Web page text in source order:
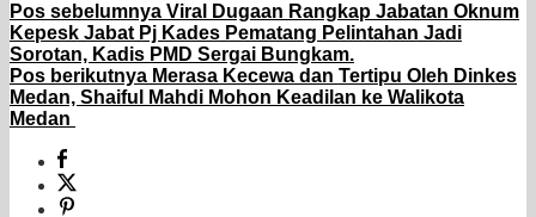
Pos sebelumnya Viral Dugaan Rangkap Jabatan Oknum
Kepesk Jabat Pj Kades Pematang Pelintahan Jadi
Sorotan, Kadis PMD Sergai Bungkam.
Pos berikutnya Merasa Kecewa dan Tertipu Oleh Dinkes
Medan, Shaiful Mahdi Mohon Keadilan ke Walikota
Medan ‎